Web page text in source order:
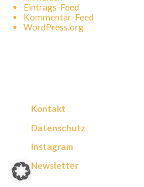
Eintrags-Feed
Kommentar-Feed
WordPress.org
Kontakt
Datenschutz
Instagram
Newsletter